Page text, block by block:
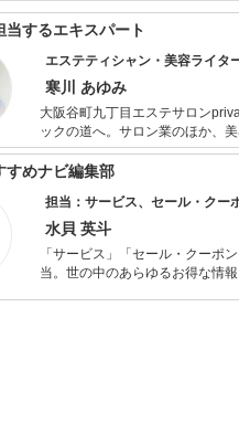
当するエキスパート
エステティシャン・美容ライタ
寒川 あゆみ
大阪谷町九丁目エステサロン
ックの道へ。サロン業のほか、
すめナビ編集部
担当：サービス、セール・クー
水貝 英斗
「サービス」「セール・クーポ
当。世の中のあらゆるお得な情